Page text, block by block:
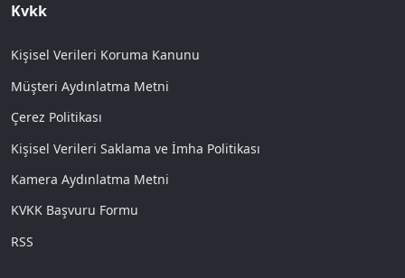
Kvkk
Kişisel Verileri Koruma Kanunu
Müşteri Aydınlatma Metni
Çerez Politikası
Kişisel Verileri Saklama ve İmha Politikası
Kamera Aydınlatma Metni
KVKK Başvuru Formu
RSS